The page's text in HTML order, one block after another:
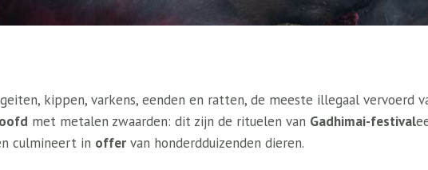
kippen, varkens, eenden en ratten, de meeste illegaal vervoerd
met metalen zwaarden: dit zijn de rituelen van Gadhimai-festival
culmineert in offer van honderdduizenden dieren.